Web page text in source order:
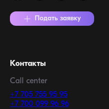
Подать заявку
Контакты
Call center
+7 705 755 95 95
+7 700 099 96 96